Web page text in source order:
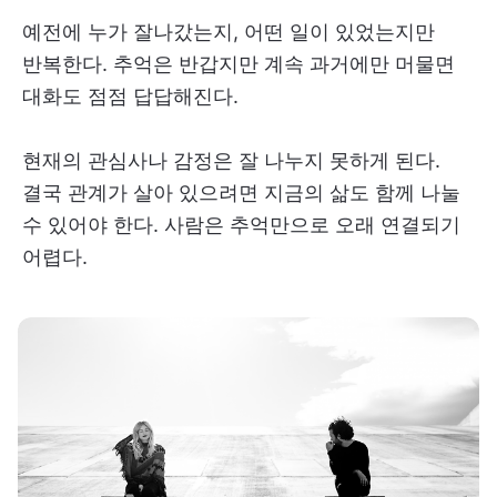
예전에 누가 잘나갔는지, 어떤 일이 있었는지만
반복한다. 추억은 반갑지만 계속 과거에만 머물면
대화도 점점 답답해진다.
현재의 관심사나 감정은 잘 나누지 못하게 된다.
결국 관계가 살아 있으려면 지금의 삶도 함께 나눌
수 있어야 한다. 사람은 추억만으로 오래 연결되기
어렵다.